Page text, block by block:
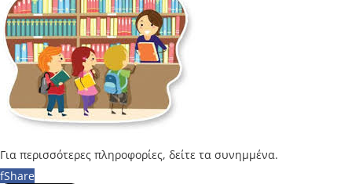
Για περισσότερες πληροφορίες, δείτε τα συνημμένα.
fShare